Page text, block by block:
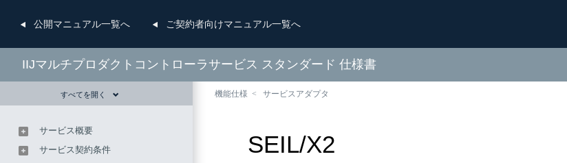
公開マニュアル一覧へ ご契約者向けマニュアル一覧へ
IIJマルチプロダクトコントローラサービス スタンダード 仕様書
機能仕様 サービスアダプタ
SEIL/X2
すべてを開く
サービス概要
サービス契約条件